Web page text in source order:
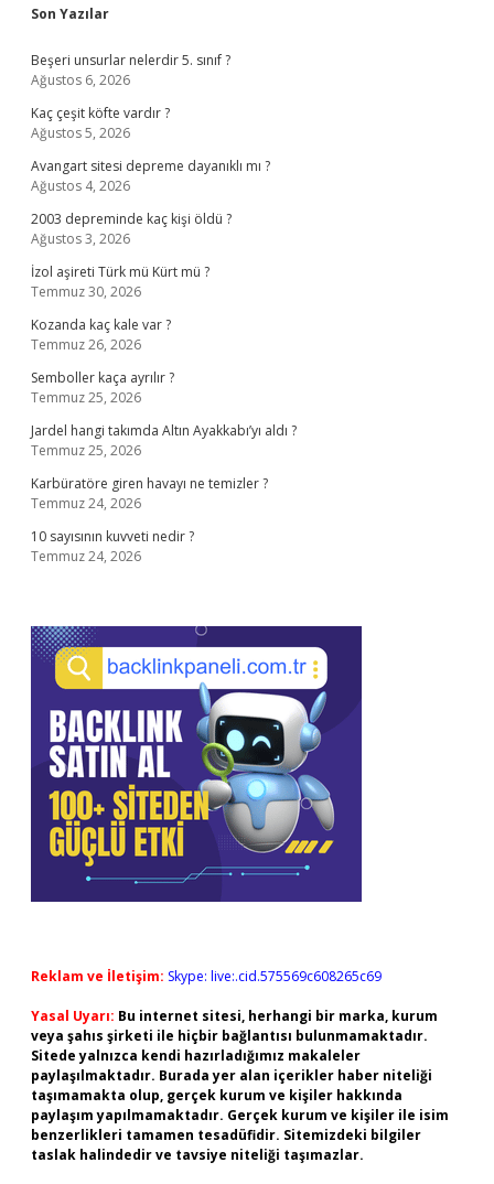
Sidebar
Son Yazılar
Beşeri unsurlar nelerdir 5. sınıf ?
Ağustos 6, 2026
Kaç çeşit köfte vardır ?
Ağustos 5, 2026
Avangart sitesi depreme dayanıklı mı ?
Ağustos 4, 2026
2003 depreminde kaç kişi öldü ?
Ağustos 3, 2026
İzol aşireti Türk mü Kürt mü ?
Temmuz 30, 2026
Kozanda kaç kale var ?
Temmuz 26, 2026
Semboller kaça ayrılır ?
Temmuz 25, 2026
Jardel hangi takımda Altın Ayakkabı’yı aldı ?
Temmuz 25, 2026
Karbüratöre giren havayı ne temizler ?
Temmuz 24, 2026
10 sayısının kuvveti nedir ?
Temmuz 24, 2026
Reklam ve İletişim: Skype: live:.cid.575569c608265c69
Yasal Uyarı: Bu internet sitesi, herhangi bir marka, kurum
veya şahıs şirketi ile hiçbir bağlantısı bulunmamaktadır.
Sitede yalnızca kendi hazırladığımız makaleler
paylaşılmaktadır. Burada yer alan içerikler haber niteliği
taşımamakta olup, gerçek kurum ve kişiler hakkında
paylaşım yapılmamaktadır. Gerçek kurum ve kişiler ile isim
benzerlikleri tamamen tesadüfidir. Sitemizdeki bilgiler
taslak halindedir ve tavsiye niteliği taşımazlar.